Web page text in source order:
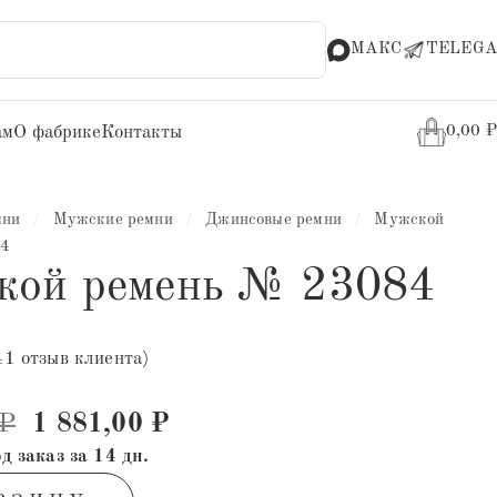
МАКС TELEGA
О фабрикеКонтакты 0,00 ₽
Мужские ремни Джинсовые ремни
Мужской
ремень № 23084
отзыв клиента)
Первоначальная цена составляла 3
1 881,00 ₽
заказ за 14 дн.